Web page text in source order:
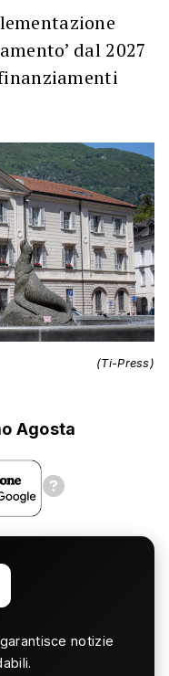
dal 2027
(Ti-Press)
Agosta
notizie